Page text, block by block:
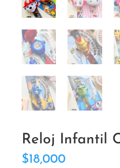
Reloj Infantil
$18,000